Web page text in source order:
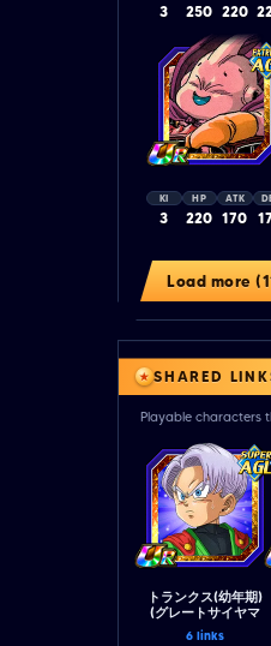
3 250 220
KI
3
HP
220
ATK
170
Load more
SHARED
Playable characters
トランクス(幼年期)
(グレートサイヤマ
ン)
6 links